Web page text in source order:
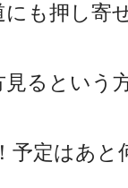
も押し寄
るという
予定はあと